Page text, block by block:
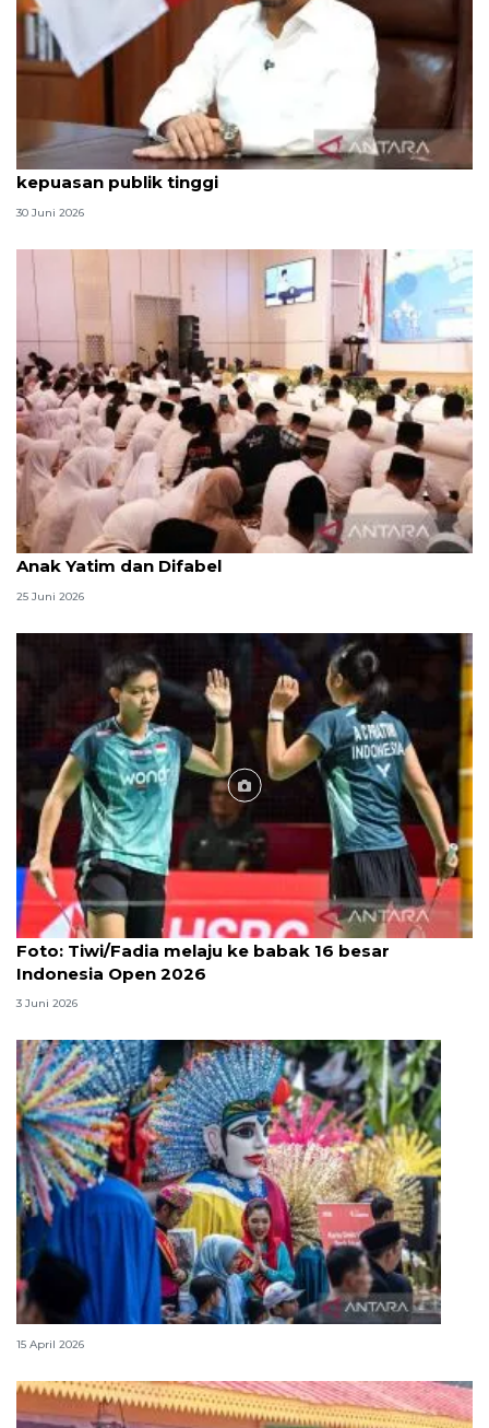
Qodari: Pemerintah tak puas diri meski tingkat
kepuasan publik tinggi
30 Juni 2026
Menag jadikan setiap 10 Muharam sebagai Lebaran
Anak Yatim dan Difabel
25 Juni 2026
Foto
Foto: Tiwi/Fadia melaju ke babak 16 besar
Indonesia Open 2026
3 Juni 2026
Lebaran Betawi, harmoni tradisi dan kota global
15 April 2026